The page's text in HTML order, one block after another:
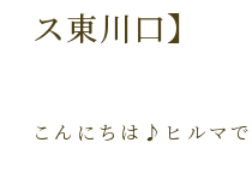
ス東川口】
こんにちは♪ヒルマで